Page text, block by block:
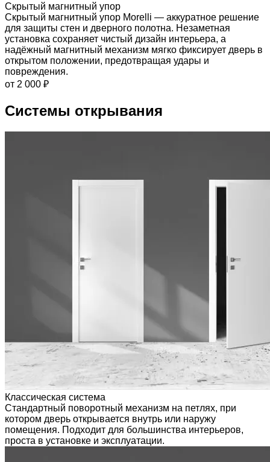
Скрытый магнитный упор
Скрытый магнитный упор Morelli — аккуратное решение
для защиты стен и дверного полотна. Незаметная
установка сохраняет чистый дизайн интерьера, а
надёжный магнитный механизм мягко фиксирует дверь в
открытом положении, предотвращая удары и
повреждения.
от 2 000 ₽
Системы открывания
Классическая система
Стандартный поворотный механизм на петлях, при
котором дверь открывается внутрь или наружу
помещения. Подходит для большинства интерьеров,
проста в установке и эксплуатации.